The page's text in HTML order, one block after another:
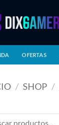
OFERTAS
/ SHOP /